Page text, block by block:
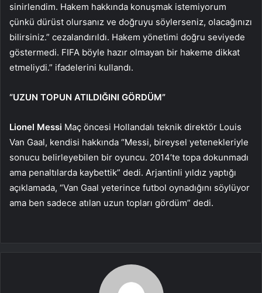
sinirlendim. Hakem hakkında konuşmak istemiyorum
çünkü dürüst olursanız ve doğruyu söylerseniz, olacağınızı
bilirsiniz.” cezalandırıldı. Hakem yönetimi doğru seviyede
göstermedi. FIFA böyle hazır olmayan bir hakeme dikkat
etmeliydi.” ifadelerini kullandı.
“UZUN TOPUN ATILDIĞINI GÖRDÜM”
Lionel Messi Maç öncesi Hollandalı teknik direktör Louis
Van Gaal, kendisi hakkında “Messi, bireysel yetenekleriyle
sonucu belirleyebilen bir oyuncu. 2014’te topa dokunmadı
ama penaltılarda kaybettik” dedi. Arjantinli yıldız yaptığı
açıklamada, “Van Gaal yeterince futbol oynadığını söylüyor
ama ben sadece atılan uzun topları gördüm” dedi.